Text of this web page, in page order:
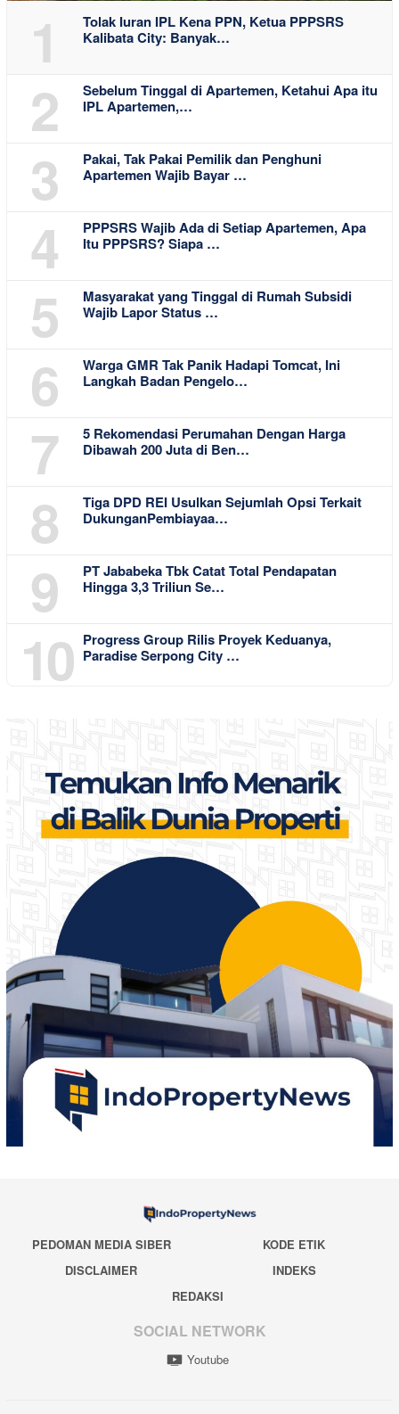
1
Tolak Iuran IPL Kena PPN, Ketua PPPSRS
Kalibata City: Banyak…
2
Sebelum Tinggal di Apartemen, Ketahui Apa itu
IPL Apartemen,…
3
Pakai, Tak Pakai Pemilik dan Penghuni
Apartemen Wajib Bayar …
4
PPPSRS Wajib Ada di Setiap Apartemen, Apa
Itu PPPSRS? Siapa …
5
Masyarakat yang Tinggal di Rumah Subsidi
Wajib Lapor Status …
6
Warga GMR Tak Panik Hadapi Tomcat, Ini
Langkah Badan Pengelo…
7
5 Rekomendasi Perumahan Dengan Harga
Dibawah 200 Juta di Ben…
8
Tiga DPD REI Usulkan Sejumlah Opsi Terkait
DukunganPembiayaa…
9
PT Jababeka Tbk Catat Total Pendapatan
Hingga 3,3 Triliun Se…
10
Progress Group Rilis Proyek Keduanya,
Paradise Serpong City …
PEDOMAN MEDIA SIBER
KODE ETIK
DISCLAIMER
INDEKS
REDAKSI
SOCIAL NETWORK
Youtube